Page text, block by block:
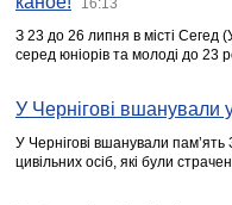
З 23 до 26 липня в місті Сегед
серед юніорів та молоді до 23
У Чернігові вшанували
У Чернігові вшанували
цивільних осіб, які були